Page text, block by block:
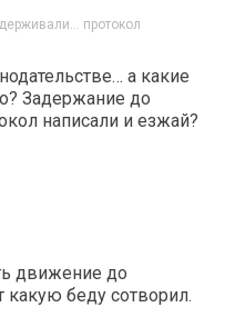
протокол
а какие
Задержание до
написали и езжай?
движение до
какую беду сотворил.